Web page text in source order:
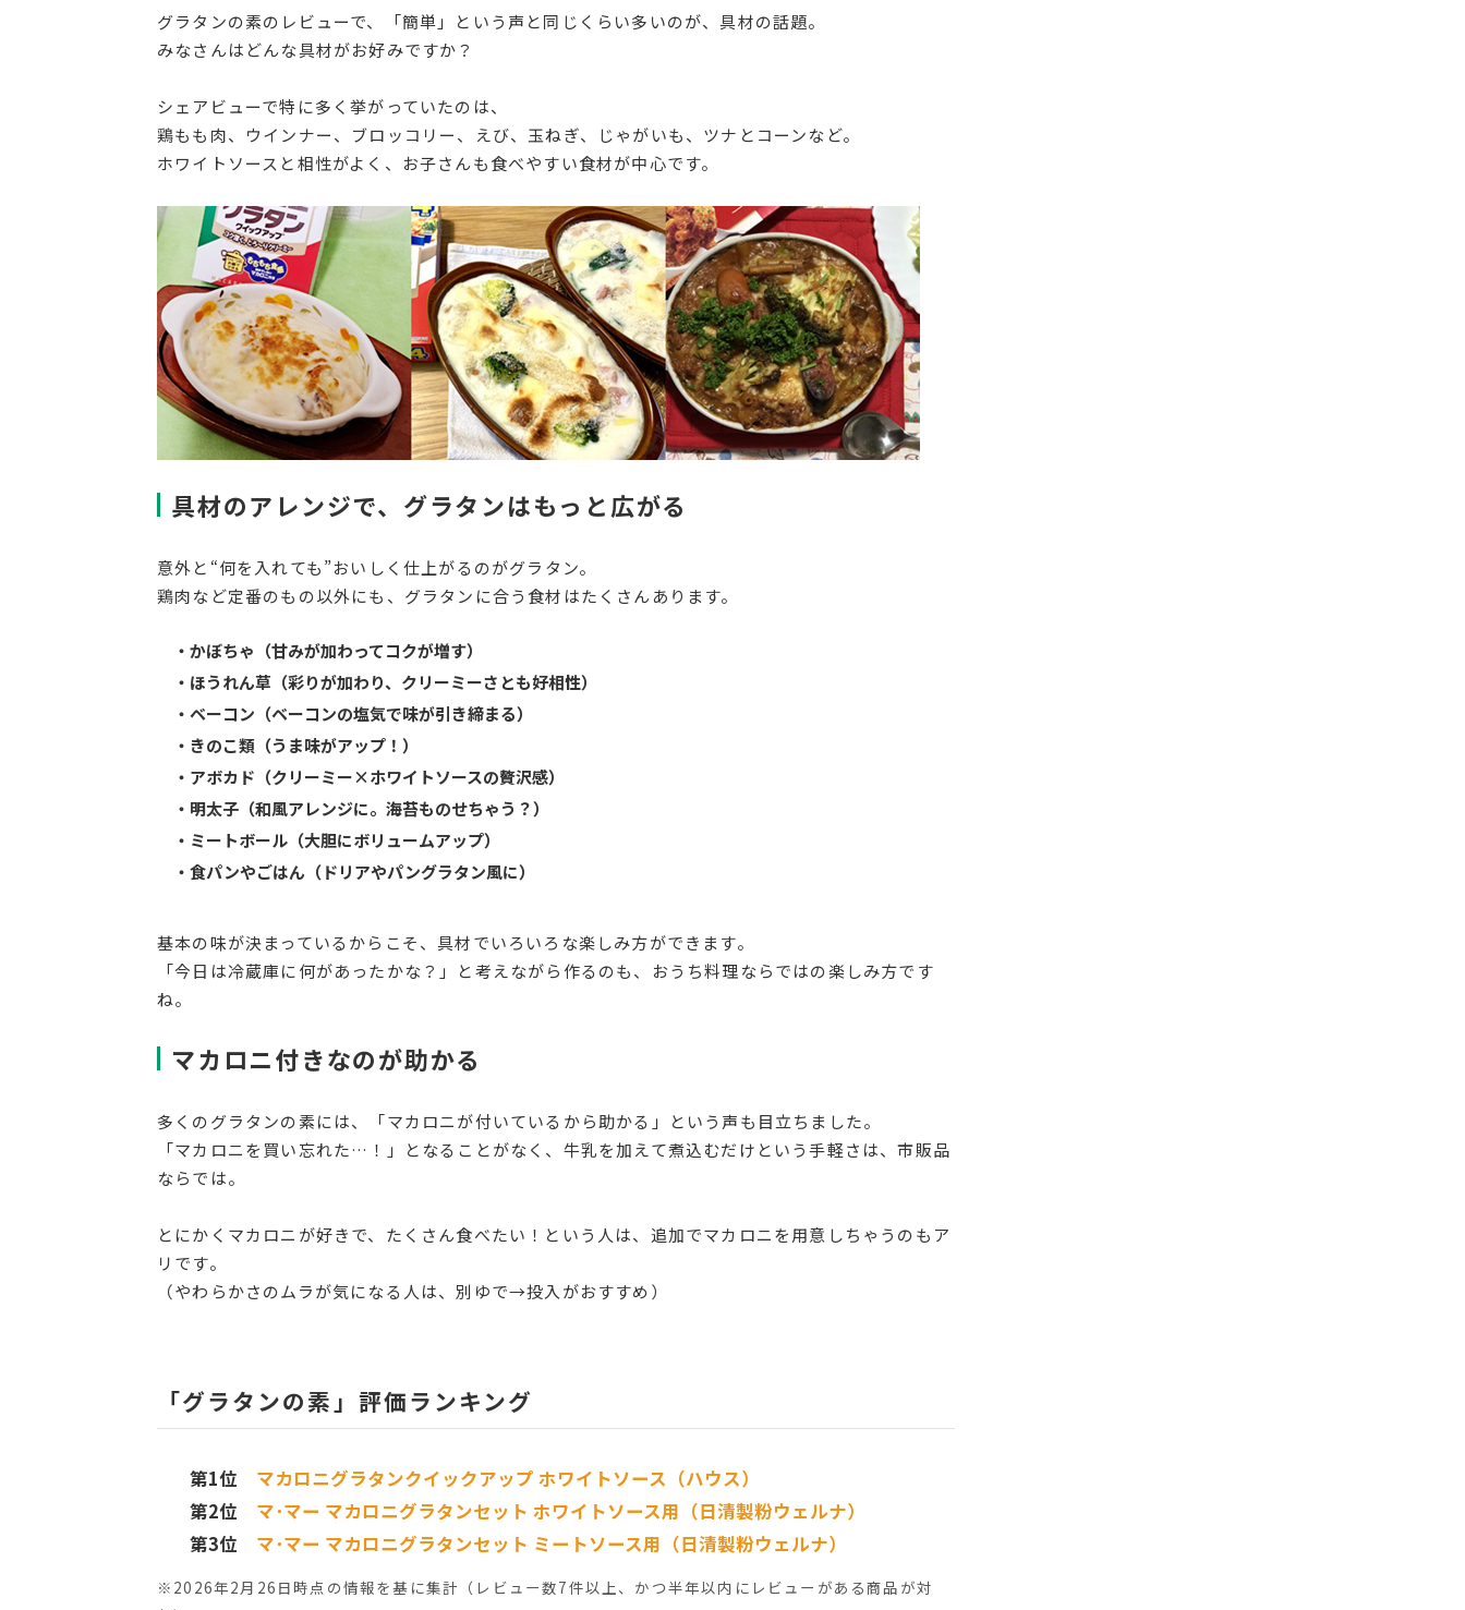
グラタンの素のレビューで、「簡単」という声と同じくらい多いのが、具材の話題。
みなさんはどんな具材がお好みですか？
シェアビューで特に多く挙がっていたのは、
鶏もも肉、ウインナー、ブロッコリー、えび、玉ねぎ、じゃがいも、ツナとコーンなど。
ホワイトソースと相性がよく、お子さんも食べやすい食材が中心です。
具材のアレンジで、グラタンはもっと広がる
意外と“何を入れても”おいしく仕上がるのがグラタン。
鶏肉など定番のもの以外にも、グラタンに合う食材はたくさんあります。
・かぼちゃ（甘みが加わってコクが増す）
・ほうれん草（彩りが加わり、クリーミーさとも好相性）
・ベーコン（ベーコンの塩気で味が引き締まる）
・きのこ類（うま味がアップ！）
・アボカド（クリーミー×ホワイトソースの贅沢感）
・明太子（和風アレンジに。海苔ものせちゃう？）
・ミートボール（大胆にボリュームアップ）
・食パンやごはん（ドリアやパングラタン風に）
基本の味が決まっているからこそ、具材でいろいろな楽しみ方ができます。
「今日は冷蔵庫に何があったかな？」と考えながら作るのも、おうち料理ならではの楽しみ方です
ね。
マカロニ付きなのが助かる
多くのグラタンの素には、「マカロニが付いているから助かる」という声も目立ちました。
「マカロニを買い忘れた…！」となることがなく、牛乳を加えて煮込むだけという手軽さは、市販品
ならでは。
とにかくマカロニが好きで、たくさん食べたい！という人は、追加でマカロニを用意しちゃうのもア
リです。
（やわらかさのムラが気になる人は、別ゆで→投入がおすすめ）
「グラタンの素」評価ランキング
第1位 マカロニグラタンクイックアップ ホワイトソース（ハウス）
第2位 マ･マー マカロニグラタンセット ホワイトソース用（日清製粉ウェルナ）
第3位 マ･マー マカロニグラタンセット ミートソース用（日清製粉ウェルナ）
※2026年2月26日時点の情報を基に集計（レビュー数7件以上、かつ半年以内にレビューがある商品が対